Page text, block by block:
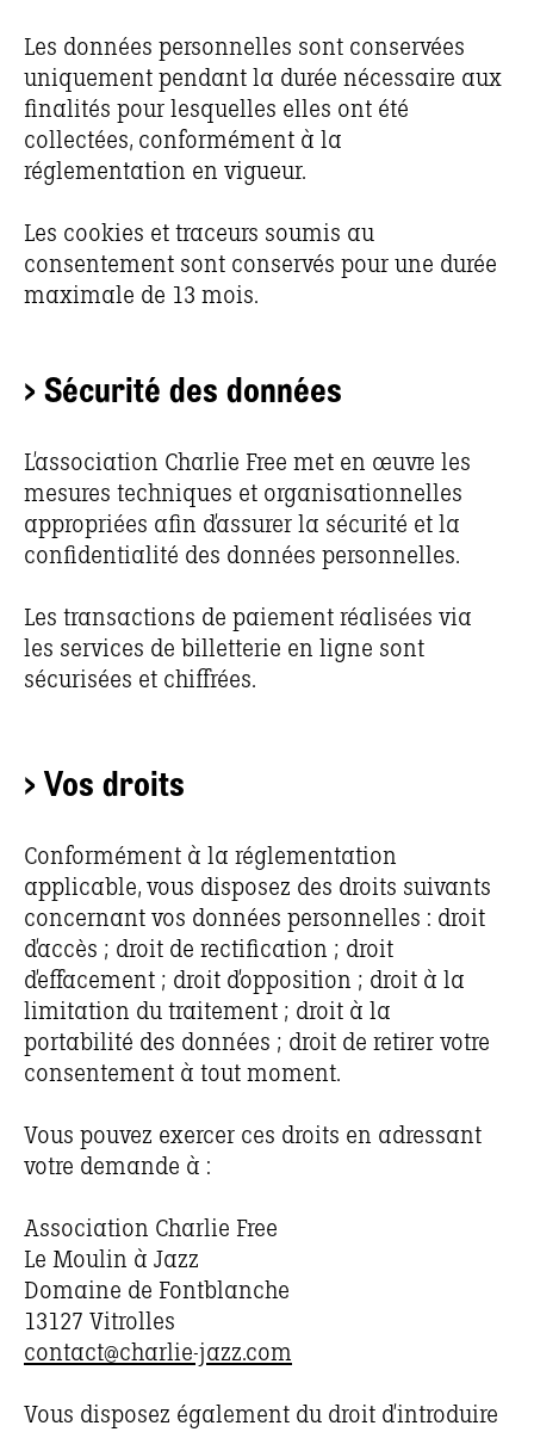
Les données personnelles sont conservées
uniquement pendant la durée nécessaire aux
finalités pour lesquelles elles ont été
collectées, conformément à la
réglementation en vigueur.
Les cookies et traceurs soumis au
consentement sont conservés pour une durée
maximale de 13 mois.
> Sécurité des données
L’association Charlie Free met en œuvre les
mesures techniques et organisationnelles
appropriées afin d’assurer la sécurité et la
confidentialité des données personnelles.
Les transactions de paiement réalisées via
les services de billetterie en ligne sont
sécurisées et chiffrées.
> Vos droits
Conformément à la réglementation
applicable, vous disposez des droits suivants
concernant vos données personnelles : droit
d’accès ; droit de rectification ; droit
d’effacement ; droit d’opposition ; droit à la
limitation du traitement ; droit à la
portabilité des données ; droit de retirer votre
consentement à tout moment.
Vous pouvez exercer ces droits en adressant
votre demande à :
Association Charlie Free
Le Moulin à Jazz
Domaine de Fontblanche
13127 Vitrolles
contact@charlie-jazz.com
Vous disposez également du droit d’introduire